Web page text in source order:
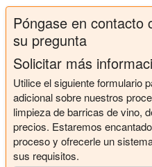
Póngase en contacto
su pregunta
Solicitar más
Utilice el siguiente formulario
adicional sobre nuestros
limpieza de barricas de vino,
precios. Estaremos
proceso y ofrecerle un
sus requisitos.